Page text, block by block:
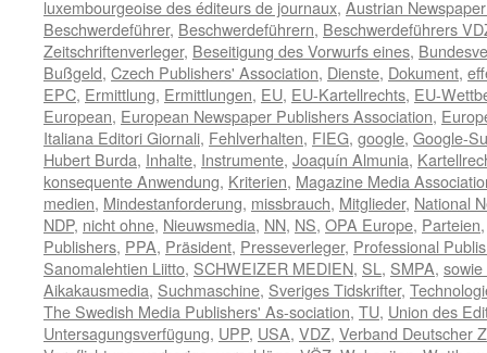
luxembourgeoise des éditeurs de journaux, Austrian
Beschwerdeführer, Beschwerdeführern, Beschwerdeführers
Zeitschriftenverleger, Beseitigung des Vorwurfs eines,
Bußgeld, Czech Publishers' Association, Dienste, Dokument,
EPC, Ermittlung, Ermittlungen, EU, EU-Kartellrechts, EU-
European, European Newspaper Publishers Association,
Italiana Editori Giornali, Fehlverhalten, FIEG, google, Google-
Hubert Burda, Inhalte, Instrumente, Joaquín Almunia,
konsequente Anwendung, Kriterien, Magazine Media
medien, Mindestanforderung, missbrauch, Mitglieder, National
NDP, nicht ohne, Nieuwsmedia, NN, NS, OPA Europe, Parteien
Publishers, PPA, Präsident, Presseverleger, Professional
Sanomalehtien Liitto, SCHWEIZER MEDIEN, SL , SMPA,
Aikakausmedia, Suchmaschine, Sveriges Tidskrifter,
The Swedish Media Publishers' As-sociation, TU, Union des
Untersagungsverfügung, UPP, USA, VDZ, Verband Deutscher